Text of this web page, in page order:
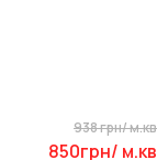
938 грн/ м.кв
850грн/ м.кв